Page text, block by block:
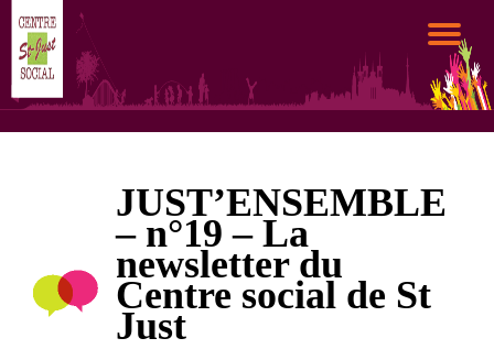
Aller
contenu
LA
JUST’ENSEMBLE
– n°19 – La
newsletter du
Centre social de St
Just